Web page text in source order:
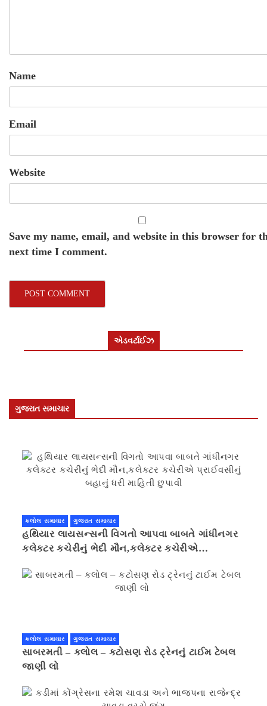
Name
Email
Website
Save my name, email, and website in this browser for
next time I comment.
એડવર્ટાઈઝ
ગુજરાત સમાચાર
કલોલ સમાચાર ગુજરાત સમાચાર
હથિયાર લાયસન્સની વિગતો આપવા બાબતે ગાંધીનગર
કલેક્ટર કચેરીનું ભેદી મૌન,કલેક્ટર કચેરીએ
કલોલ સમાચાર ગુજરાત સમાચાર
સાબરમતી – કલોલ – કટોસણ રોડ ટ્રેનનું ટાઈમ ટેબલ
જાણી લો